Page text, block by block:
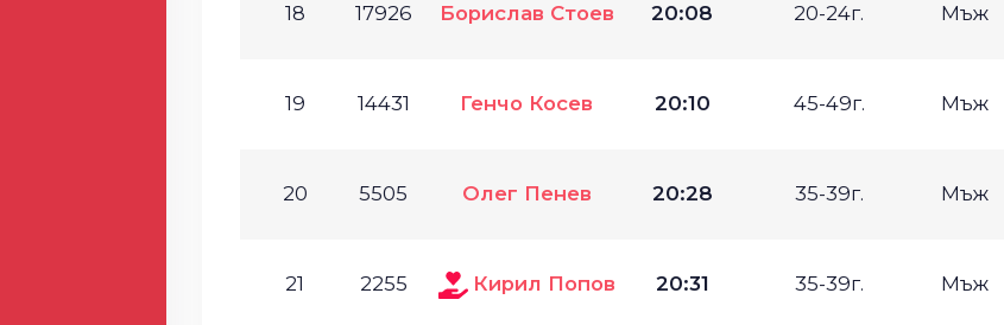
18 17926 Борислав Стоев 20:08 20-24г. Мъж
19 14431 Генчо Косев 20:10 45-49г. Мъж
20 5505 Олег Пенев 20:28 35-39г. Мъж
21 2255 Кирил Попов 20:31 35-39г. Мъж